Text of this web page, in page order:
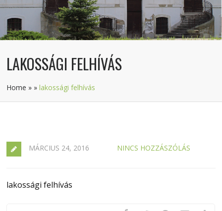
LAKOSSÁGI FELHÍVÁS
Home » »lakossági felhívás
MÁRCIUS 24, 2016 NINCS HOZZÁSZÓLÁS
lakossági felhívás